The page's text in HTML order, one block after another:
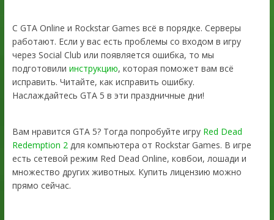
С GTA Online и Rockstar Games всё в порядке. Серверы
работают. Если у вас есть проблемы со входом в игру
через Social Club или появляется ошибка, то мы
подготовили инструкцию, которая поможет вам всё
исправить. Читайте, как исправить ошибку.
Наслаждайтесь GTA 5 в эти праздничные дни!
Вам нравится GTA 5? Тогда попробуйте игру Red Dead
Redemption 2для компьютера от Rockstar Games. В игре
есть сетевой режим Red Dead Online, ковбои, лошади и
множество других животных. Купить лицензию можно
прямо сейчас.